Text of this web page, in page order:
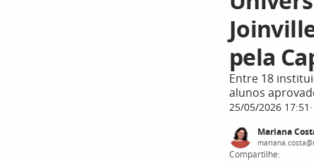
pela
Entre 18
alunos
25/05/2026 17:51
Mariana
Compartilhe: